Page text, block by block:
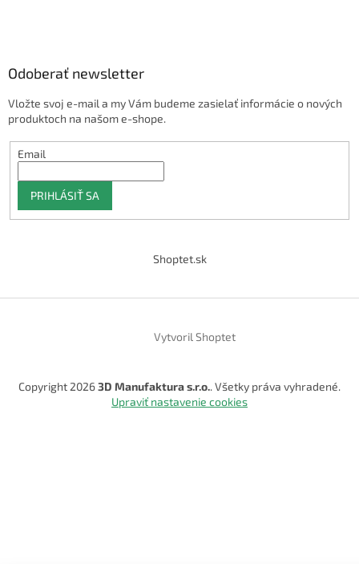
Odoberať newsletter
Vložte svoj e-mail a my Vám budeme zasielať informácie o nových
produktoch na našom e-shope.
Email
PRIHLÁSIŤ SA
Shoptet.sk
Vytvoril Shoptet
Copyright 20263D Manufaktura s.r.o.. Všetky práva vyhradené.
Upraviť nastavenie cookies